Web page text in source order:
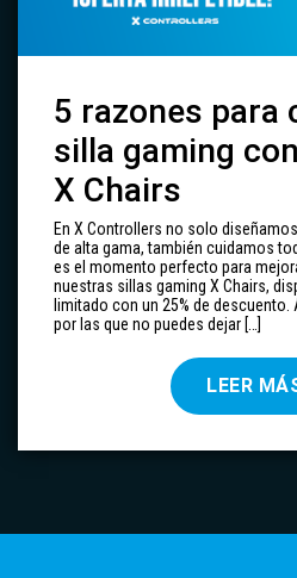
5 razones para
silla gaming
X Chairs
En X Controllers no solo
de alta gama, también cuidamos
es el momento perfecto para
nuestras sillas gaming X Chairs,
limitado con un 25% de
por las que no puedes dejar […]
LEER